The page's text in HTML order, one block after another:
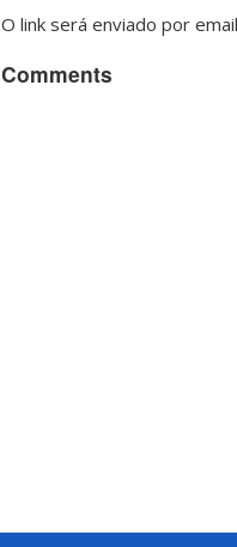
O link será enviado por
Comments